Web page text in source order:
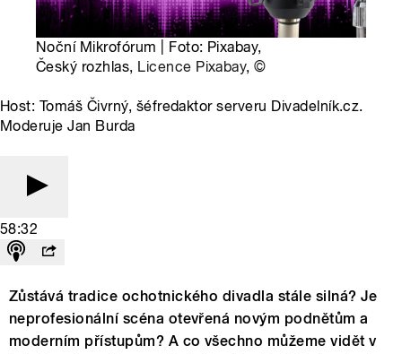
Noční Mikrofórum | Foto: Pixabay,
Český rozhlas, Licence Pixabay,©
Host: Tomáš Čivrný, šéfredaktor serveru Divadelník.cz.
Moderuje Jan Burda
58:32
Zůstává tradice ochotnického divadla stále silná? Je
neprofesionální scéna otevřená novým podnětům a
moderním přístupům? A co všechno můžeme vidět v